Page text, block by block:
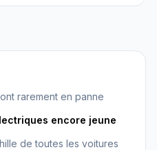
rarement en panne
encore jeune
de toutes les voitures